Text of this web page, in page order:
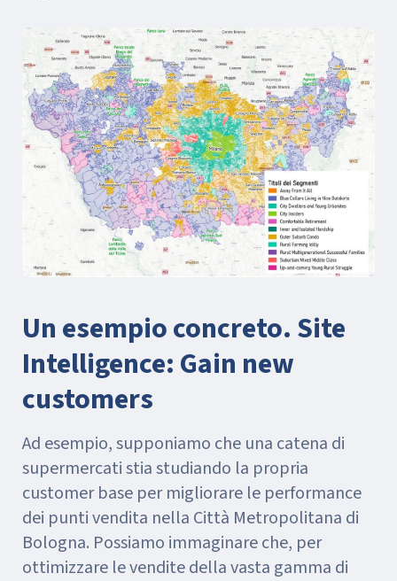
Un esempio concreto. Site
Intelligence: Gain new
customers
Ad esempio, supponiamo che una catena di
supermercati stia studiando la propria
customer base per migliorare le performance
dei punti vendita nella Città Metropolitana di
Bologna. Possiamo immaginare che, per
ottimizzare le vendite della vasta gamma di